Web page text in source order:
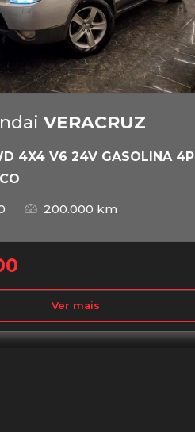
VERACRUZ
4X4 V6 24V GASOLINA 4P
200.000 km
Ver mais